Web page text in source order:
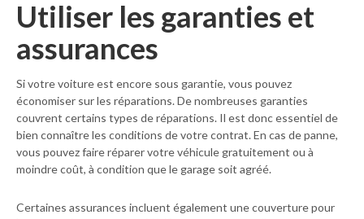
Utiliser les garanties et
assurances
Si votre voiture est encore sous garantie, vous pouvez
économiser sur les réparations. De nombreuses garanties
couvrent certains types de réparations. Il est donc essentiel de
bien connaître les conditions de votre contrat. En cas de panne,
vous pouvez faire réparer votre véhicule gratuitement ou à
moindre coût, à condition que le garage soit agréé.
Certaines assurances incluent également une couverture pour